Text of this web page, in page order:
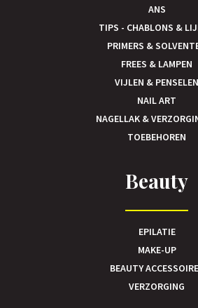
ANS
TIPS - CHABLONS &
PRIMERS &
FREES & LAMPEN
VIJLEN & PENSELEN
NAIL ART
NAGELLAK &
TOEBEHOREN
Beauty
EPILATIE
MAKE-UP
BEAUTY
VERZORGING